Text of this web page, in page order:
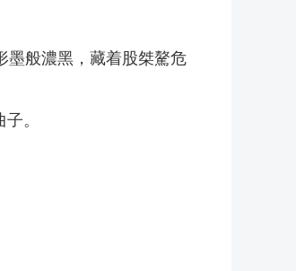
般濃黑，藏着股桀驁危
。